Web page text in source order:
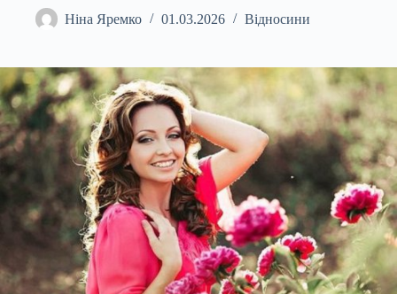
Ніна Яремко 01.03.2026 Відносини